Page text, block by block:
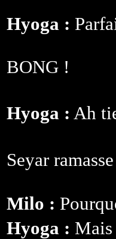
Hyoga :
BONG !
Hyoga : Ah
Seyar
Milo :
Hyoga :